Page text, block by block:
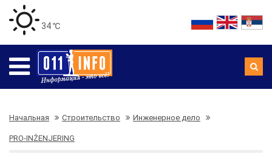
34 ℃
Начальная Строительство Инженерное дело
PRO-INŽENJERING